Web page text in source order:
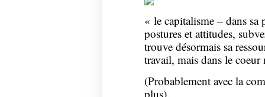
« le capitalisme – dans sa
postures et attitudes,
trouve désormais sa
travail, mais dans le
(Probablement avec la
plus).